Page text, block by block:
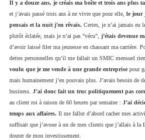
Il y a douze ans, je créais ma boîte et trois ans plus
et j’avais passé trois ans à ne vivre que pour elle, le jour
pensais et la nuit j’en rêvais. Certes, je n’ai jamais eu
plutôt éclatée, mais je n’ai pas "vécu", j’étais devenue
d’avoir laissé filer ma jeunesse en chassant ma carrière.
dettes personnelles qu’il me fallait un SMIC mensuel
voulu que je me vende à une grande entreprise pour
mais humainement j’en pouvais plus. J’avais besoin de
business. J’ai donc fait un truc politiquement pas
au client roi à raison de 60 heures par semaine : J’ai
temps aux affaires. Il me fallut d’abord cacher mes
suffisait que j’avoue à un de mes clients que j’allais à la
douter de mon investissement.